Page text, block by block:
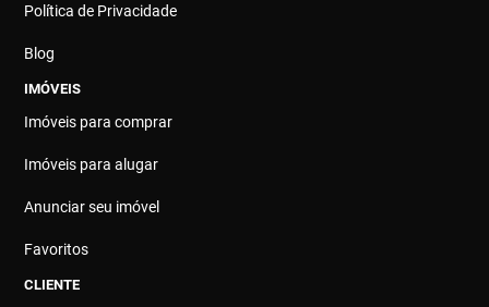
Política de Privacidade
Blog
IMÓVEIS
Imóveis para comprar
Imóveis para alugar
Anunciar seu imóvel
Favoritos
CLIENTE